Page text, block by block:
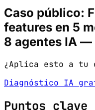
Caso público:
features en 5
8 agentes IA —
¿Aplica esto a tu
Diagnóstico IA
Puntos clave